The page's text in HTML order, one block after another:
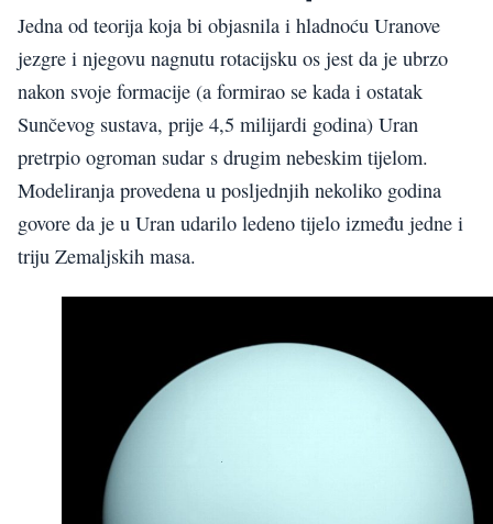
Jedna od teorija koja bi objasnila i hladnoću Uranove
jezgre i njegovu nagnutu rotacijsku os jest da je ubrzo
nakon svoje formacije (a formirao se kada i ostatak
Sunčevog sustava, prije 4,5 milijardi godina) Uran
pretrpio ogroman sudar s drugim nebeskim tijelom.
Modeliranja provedena u posljednjih nekoliko godina
govore da je u Uran udarilo ledeno tijelo između jedne i
triju Zemaljskih masa.